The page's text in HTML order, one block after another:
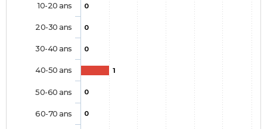
0
0
0
1
0
0
10-20 ans
20-30 ans
30-40 ans
40-50 ans
50-60 ans
60-70 ans